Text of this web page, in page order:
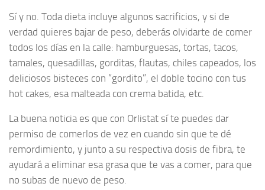
Sí y no. Toda dieta incluye algunos sacrificios, y si de
verdad quieres bajar de peso, deberás olvidarte de comer
todos los días en la calle: hamburguesas, tortas, tacos,
tamales, quesadillas, gorditas, flautas, chiles capeados, los
deliciosos bisteces con “gordito”, el doble tocino con tus
hot cakes, esa malteada con crema batida, etc.
La buena noticia es que con Orlistat sí te puedes dar
permiso de comerlos de vez en cuando sin que te dé
remordimiento, y junto a su respectiva dosis de fibra, te
ayudará a eliminar esa grasa que te vas a comer, para que
no subas de nuevo de peso.